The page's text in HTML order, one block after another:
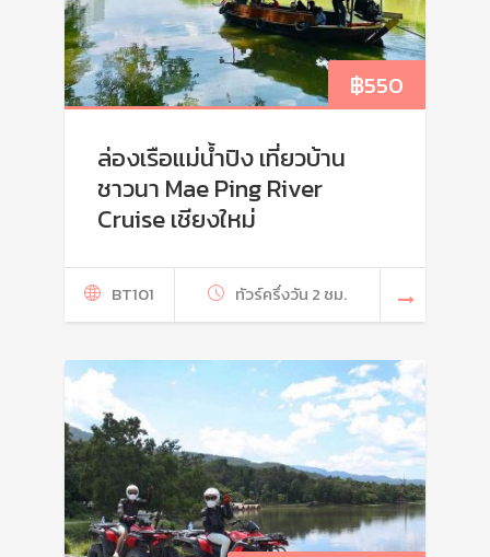
฿550
ล่องเรือแม่น้ำปิง เที่ยวบ้าน
ชาวนา Mae Ping River
Cruise เชียงใหม่
BT101 ทัวร์ครึ่งวัน 2 ชม.